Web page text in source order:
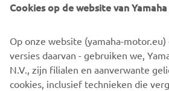
NIEUWSBRIEF
Cookies op de website van
Op onze website (yamaha-
versies daarvan - gebruiken we,
N.V., zijn filialen en aanverwante
cookies, inclusief technieken die